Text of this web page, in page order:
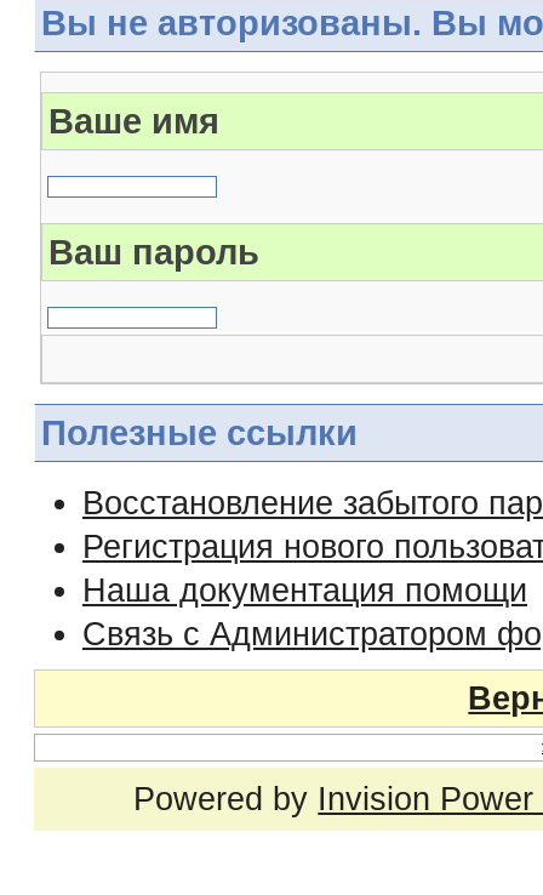
Вы не авторизованы. Вы
Ваше имя
Ваш пароль
Полезные ссылки
Восстановление забытого
Регистрация нового
Наша документация помощи
Связь с Администратором
Powered by Invision Power